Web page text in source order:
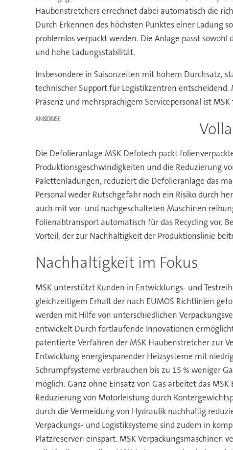
Haubenstretchers errechnet dabei automatisch die
Durch Erkennen des höchsten Punktes einer Ladung
problemlos verpackt werden. Die Anlage passt
und hohe Ladungsstabilität.
Insbesondere in Saisonzeiten mit hohem Durchsatz,
technischer Support für Logistikzentren
Präsenz und mehrsprachigem Servicepersonal ist
ANZEIGE
Die Defolieranlage MSK Defotech packt
Produktionsgeschwindigkeiten und die Reduzierung
Palettenladungen, reduziert die Defolieranlage das
Personal weder Rutschgefahr noch ein Risiko durch
auch mit vor- und nachgeschalteten Maschinen
Folienabtransport automatisch für das Recycling vor.
Vorteil, der zur Nachhaltigkeit der Produktionslinie
Nachhaltigkeit im Fokus
MSK unterstützt Kunden in Entwicklungs- und
gleichzeitigem Erhalt der nach EUMOS Richtlinien
werden mit Hilfe von unterschiedlichen
entwickelt Durch fortlaufende Innovationen
patentierte Verfahren der MSK Haubenstretcher zur
Entwicklung energiesparender Heizsysteme mit
Schrumpfsysteme verbrauchen bis zu 15 % weniger
möglich. Ganz ohne Einsatz von Gas arbeitet das
Reduzierung von Motorleistung durch
durch die Vermeidung von Hydraulik nachhaltig
Verpackungs- und Logistiksysteme sind zudem in
Platzreserven einspart. MSK Verpackungsmaschinen